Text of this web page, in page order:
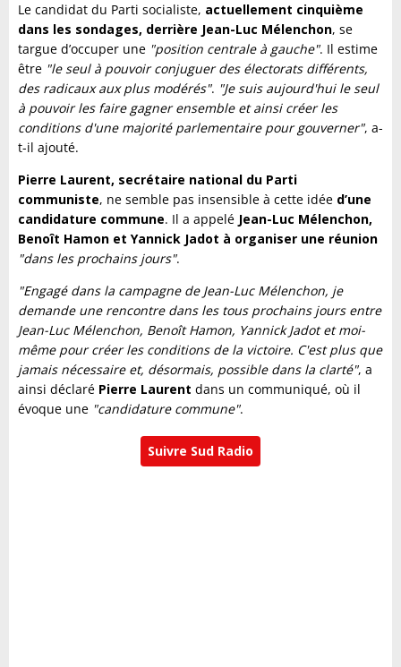
Le candidat du Parti socialiste, actuellement cinquième
dans les sondages, derrière Jean-Luc Mélenchon, se
targue d’occuper une "position centrale à gauche". Il estime
être "le seul à pouvoir conjuguer des électorats différents,
des radicaux aux plus modérés". "Je suis aujourd'hui le seul
à pouvoir les faire gagner ensemble et ainsi créer les
conditions d'une majorité parlementaire pour gouverner", a-
t-il ajouté.
Pierre Laurent, secrétaire national du Parti
communiste, ne semble pas insensible à cette idée d’une
candidature commune. Il a appelé Jean-Luc Mélenchon,
Benoît Hamon et Yannick Jadot à organiser une réunion
"dans les prochains jours".
"Engagé dans la campagne de Jean-Luc Mélenchon, je
demande une rencontre dans les tous prochains jours entre
Jean-Luc Mélenchon, Benoît Hamon, Yannick Jadot et moi-
même pour créer les conditions de la victoire. C'est plus que
jamais nécessaire et, désormais, possible dans la clarté", a
ainsi déclaré Pierre Laurent dans un communiqué, où il
évoque une "candidature commune".
Suivre Sud Radio